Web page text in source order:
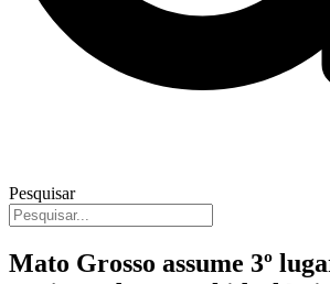
Pesquisar
Mato Grosso assume 3º